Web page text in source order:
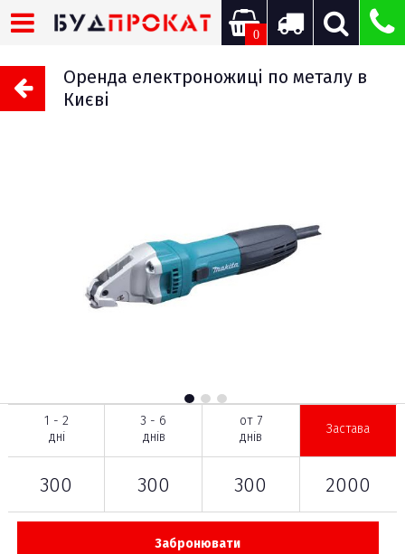
0
Оренда електроножиці по металу в
Києві
1 - 2
дні
300
3 - 6
днів
300
от 7
днів
300
Застава
2000
Забронювати